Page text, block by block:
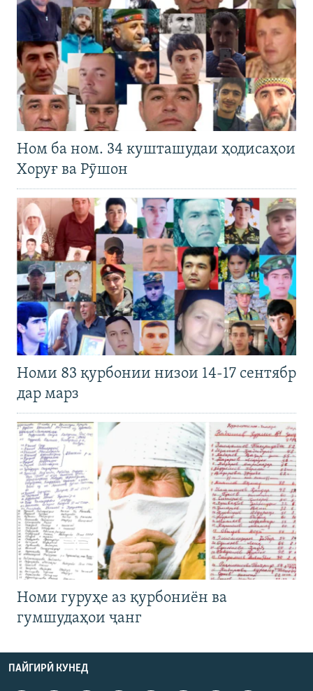
Ном ба ном. 34 кушташудаи ҳодисаҳои
Хоруғ ва Рӯшон
Номи 83 қурбонии низои 14-17 сентябр
дар марз
Номи гуруҳе аз қурбониён ва
гумшудаҳои ҷанг
ПАЙГИРӢ КУНЕД